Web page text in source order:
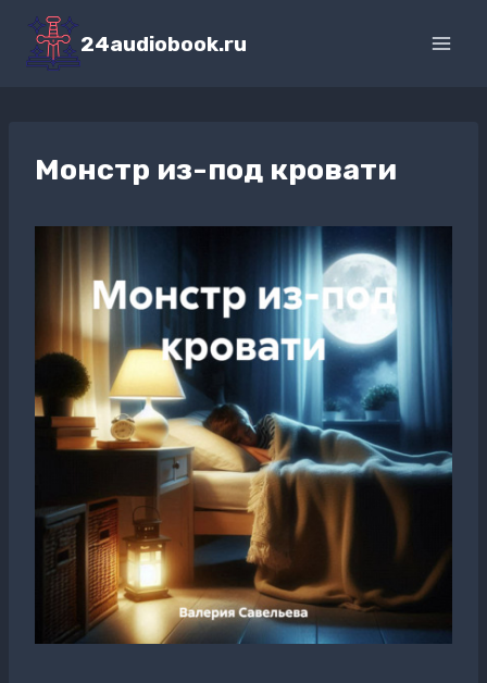
Перейти
содержимому
24audiobook.ru
Монстр из-под кровати